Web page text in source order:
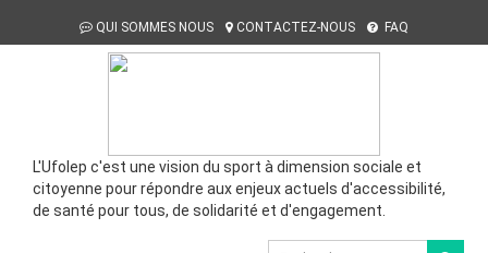
QUI SOMMES NOUS CONTACTEZ-NOUS FAQ
L'Ufolep c'est une vision du sport à dimension sociale et
citoyenne pour répondre aux enjeux actuels d'accessibilité,
de santé pour tous, de solidarité et d'engagement.